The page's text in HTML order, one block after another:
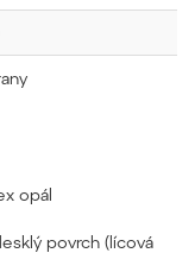
opál
povrch (lícová